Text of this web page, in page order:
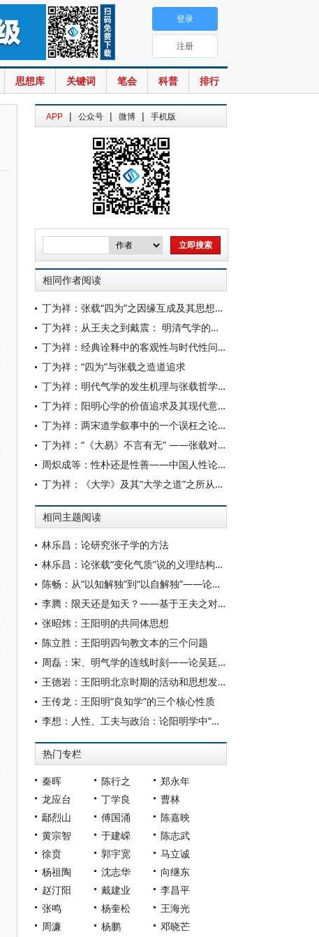
思想库 关键词 笔会 科普 排行
登录
注册
APP | 公众号 | 微博 | 手机版
相同作者阅读
丁为祥：张载“四为”之因缘互成及其思想之内解内证
丁为祥：从王夫之到戴震： 明清气学的认知关怀及其走向
丁为祥：经典诠释中的客观性与时代性问题——以王夫之《张子正蒙注》为例
丁为祥：“四为”与张载之造道追求
丁为祥：明代气学的发生机理与张载哲学之气学定性
丁为祥：阳明心学的价值追求及其现代意义
丁为祥：两宋道学叙事中的一个误枉之论——张载与二程“京师论《易》”说的形成及其传衍
丁为祥：“《大易》不言有无” ——张载对于理学建构及其研究的一点忠告
周炽成等：性朴还是性善——中国人性论通史修撰学术研讨会纪要
丁为祥：《大学》及其“大学之道”之所从来——《大学》精读导言之一
相同主题阅读
林乐昌：论研究张子学的方法
林乐昌：论张载“变化气质”说的义理结构与工夫特色
陈畅：从“以知解独”到“以自解独”——论阳明学派慎独工夫转向及其哲学意义
李腾：限天还是知天？——基于王夫之对张载“左旋说”批判的再考察
张昭炜：王阳明的共同体思想
陈立胜：王阳明四句教文本的三个问题
周磊：宋、明气学的连线时刻——论吴廷翰对张载思想的继承与发扬
王德岩：王阳明北京时期的活动和思想发展
王传龙：王阳明“良知学”的三个核心性质
李想：人性、工夫与政治：论阳明学中“才”的三重意蕴
热门专栏
秦晖 陈行之
郑永年
龙应台
丁学良
曹林
鄢烈山
傅国涌
陈嘉映
黄宗智
于建嵘
陈志武
徐贲
郭宇宽
马立诚
杨祖陶
沈志华
向继东
赵汀阳
戴建业
李昌平
张鸣
杨奎松
王海光
周濂
杨鹏
邓晓芒